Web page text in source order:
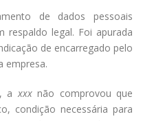
de dados pessoais
respaldo legal. Foi apurada
de encarregado pelo
empresa.
a xxx não comprovou que
condição necessária para